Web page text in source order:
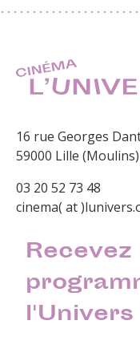
16 rue Georges
59000 Lille (Moulins)
03 20 52 73 48
cinema( at
Recevez
l'Univers